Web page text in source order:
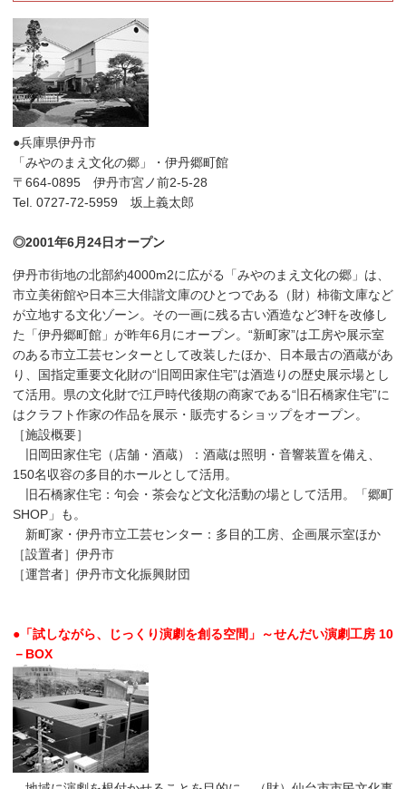
●兵庫県伊丹市
「みやのまえ文化の郷」・伊丹郷町館
〒664-0895 伊丹市宮ノ前2-5-28
Tel. 0727-72-5959 坂上義太郎
◎2001年6月24日オープン
伊丹市街地の北部約4000m2に広がる「みやのまえ文化の郷」は、
市立美術館や日本三大俳諧文庫のひとつである（財）柿衞文庫など
が立地する文化ゾーン。その一画に残る古い酒造など3軒を改修し
た「伊丹郷町館」が昨年6月にオープン。“新町家”は工房や展示室
のある市立工芸センターとして改装したほか、日本最古の酒蔵があ
り、国指定重要文化財の“旧岡田家住宅”は酒造りの歴史展示場とし
て活用。県の文化財で江戸時代後期の商家である“旧石橋家住宅”に
はクラフト作家の作品を展示・販売するショップをオープン。
［施設概要］
旧岡田家住宅（店舗・酒蔵）：酒蔵は照明・音響装置を備え、
150名収容の多目的ホールとして活用。
旧石橋家住宅：句会・茶会など文化活動の場として活用。「郷町
SHOP」も。
新町家・伊丹市立工芸センター：多目的工房、企画展示室ほか
［設置者］伊丹市
［運営者］伊丹市文化振興財団
●「試しながら、じっくり演劇を創る空間」～せんだい演劇工房 10
－BOX